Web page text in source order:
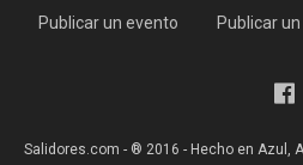
Publicar un evento Publicar
Salidores.com - ® 2016 - Hecho en Azul,